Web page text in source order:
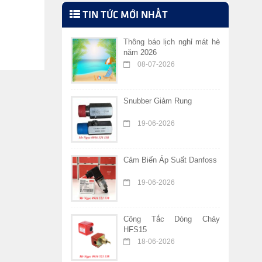
TIN TỨC MỚI NHẤT
Thông báo lịch nghỉ mát hè
năm 2026
08-07-2026
Snubber Giảm Rung
19-06-2026
Cảm Biến Áp Suất Danfoss
19-06-2026
Công Tắc Dòng Chảy
HFS15
18-06-2026